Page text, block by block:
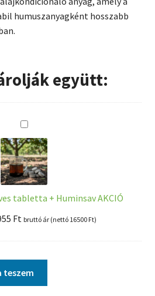
humuszanyagként hosszabb
együtt:
R
H
I
Z
O
B
s
e
r
tabletta + Huminsav AKCIÓ
Ft.
FtCurrent
20955 Ft.
bruttó ár (nettó 16500 Ft)
teszem